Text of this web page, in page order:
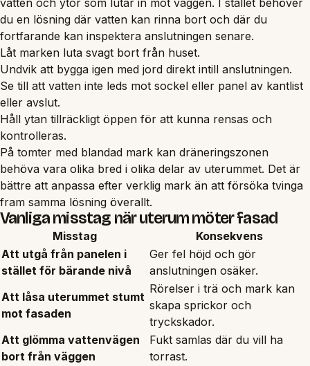
du en lösning där vatten kan rinna bort och där du
fortfarande kan inspektera anslutningen senare.
Låt marken luta svagt bort från huset.
Undvik att bygga igen med jord direkt intill anslutningen.
Se till att vatten inte leds mot sockel eller panel av kantlist
eller avslut.
Håll ytan tillräckligt öppen för att kunna rensas och
kontrolleras.
På tomter med blandad mark kan dräneringszonen
behöva vara olika bred i olika delar av uterummet. Det är
bättre att anpassa efter verklig mark än att försöka tvinga
fram samma lösning överallt.
Vanliga misstag när uterum möter fasad
Misstag
Konsekvens
Att utgå från panelen i
stället för bärande nivå
Ger fel höjd och gör
anslutningen osäker.
Att låsa uterummet stumt
mot fasaden
Rörelser i trä och mark kan
skapa sprickor och
tryckskador.
Att glömma vattenvägen
bort från väggen
Fukt samlas där du vill ha
torrast.